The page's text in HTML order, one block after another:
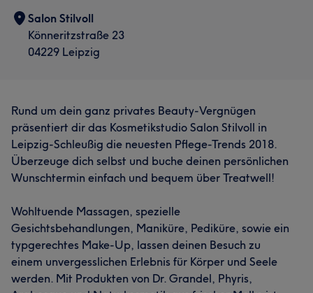
Salon Stilvoll
Könneritzstraße 23
04229 Leipzig
Rund um dein ganz privates Beauty-Vergnügen
präsentiert dir das Kosmetikstudio Salon Stilvoll in
Leipzig-Schleußig die neuesten Pflege-Trends 2018.
Überzeuge dich selbst und buche deinen persönlichen
Wunschtermin einfach und bequem über Treatwell!
Wohltuende Massagen, spezielle
Gesichtsbehandlungen, Maniküre, Pediküre, sowie ein
typgerechtes Make-Up, lassen deinen Besuch zu
einem unvergesslichen Erlebnis für Körper und Seele
werden. Mit Produkten von Dr. Grandel, Phyris,